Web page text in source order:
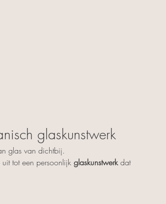
glaskunstwerk
glas van dichtbij.
tot een persoonlijk glaskunstwerk dat